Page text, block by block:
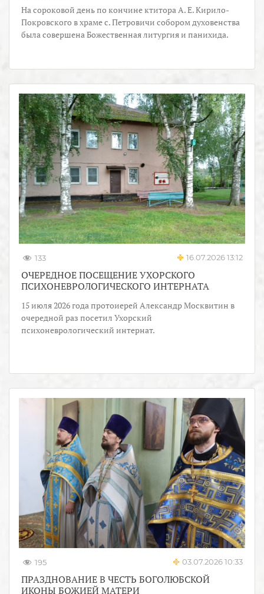
На сороковой день по кончине ктитора А. Е. Кирило-
Покровского в храме с. Петровичи собором духовенства
была совершена Божественная литургия и панихида.
133 16.07.2026 13:12
ОЧЕРЕДНОЕ ПОСЕЩЕНИЕ УХОРСКОГО
ПСИХОНЕВРОЛОГИЧЕСКОГО ИНТЕРНАТА
15 июля 2026 года протоиерей Александр Москвитин в
очередной раз посетил Ухорский
психоневрологический интернат.
195 03.07.2026 10:33
ПРАЗДНОВАНИЕ В ЧЕСТЬ БОГОЛЮБСКОЙ
ИКОНЫ БОЖИЕЙ МАТЕРИ